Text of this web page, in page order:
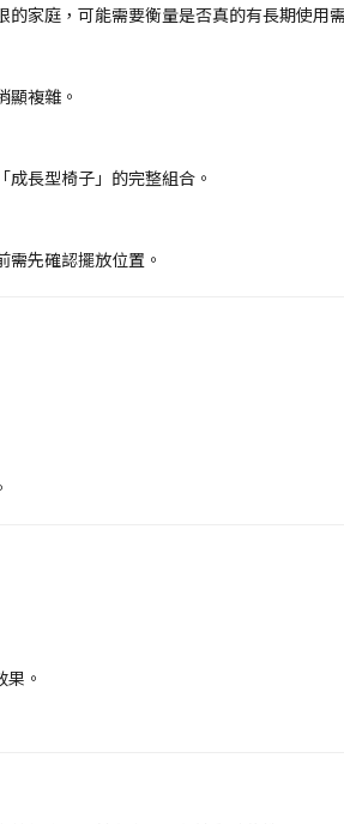
家庭，可能需要衡量是否真的有長期使用
顯複雜。
長型椅子」的完整組合。
先確認擺放位置。
。